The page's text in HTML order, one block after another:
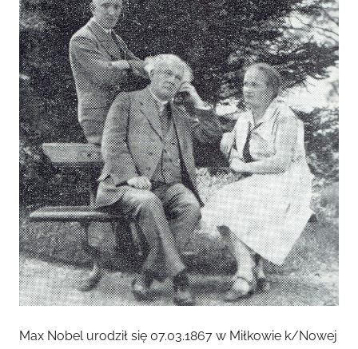
Max Nobel urodził się 07.03.1867 w Miłkowie k/Nowej